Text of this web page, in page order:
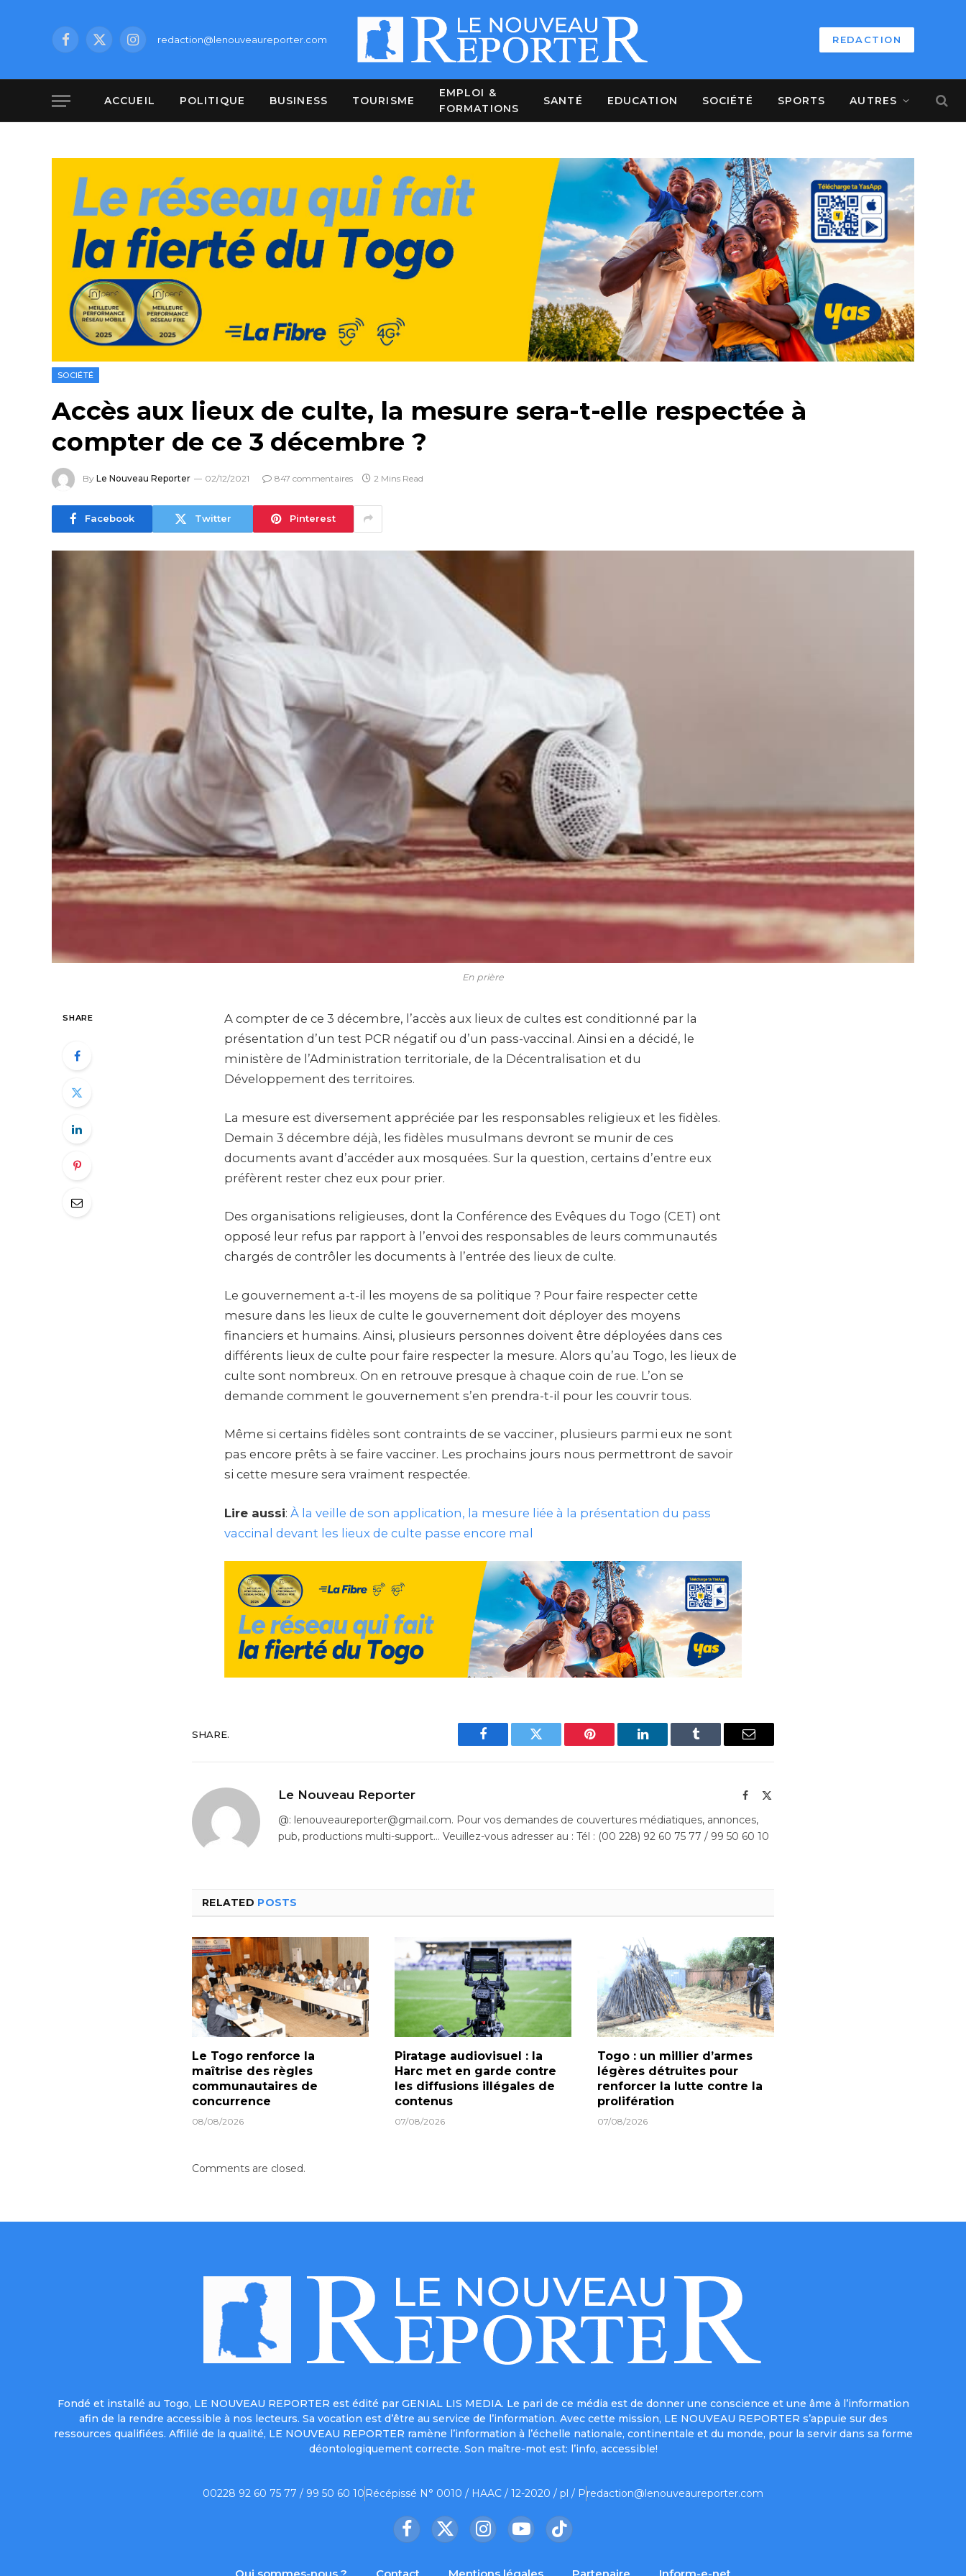
Facebook
X
Instagramredaction@lenouveaureporter.com REDACTION
ACCUEIL POLITIQUE BUSINESS TOURISME
EMPLOI &
FORMATIONS
SANTÉ EDUCATION SOCIÉTÉ SPORTS AUTRES
SOCIÉTÉ
Accès aux lieux de culte, la mesure sera-t-elle respectée à
compter de ce 3 décembre ?
By Le Nouveau Reporter 02/12/2021 847 commentaires 2 Mins Read
Facebook Twitter Pinterest
En prière
SHARE
A compter de ce 3 décembre, l’accès aux lieux de cultes est conditionné par la
présentation d’un test PCR négatif ou d’un pass-vaccinal. Ainsi en a décidé, le
ministère de l’Administration territoriale, de la Décentralisation et du
Développement des territoires.
La mesure est diversement appréciée par les responsables religieux et les fidèles.
Demain 3 décembre déjà, les fidèles musulmans devront se munir de ces
documents avant d’accéder aux mosquées. Sur la question, certains d’entre eux
préfèrent rester chez eux pour prier.
Des organisations religieuses, dont la Conférence des Evêques du Togo (CET) ont
opposé leur refus par rapport à l’envoi des responsables de leurs communautés
chargés de contrôler les documents à l’entrée des lieux de culte.
Le gouvernement a-t-il les moyens de sa politique ? Pour faire respecter cette
mesure dans les lieux de culte le gouvernement doit déployer des moyens
financiers et humains. Ainsi, plusieurs personnes doivent être déployées dans ces
différents lieux de culte pour faire respecter la mesure. Alors qu’au Togo, les lieux de
culte sont nombreux. On en retrouve presque à chaque coin de rue. L’on se
demande comment le gouvernement s’en prendra-t-il pour les couvrir tous.
Même si certains fidèles sont contraints de se vacciner, plusieurs parmi eux ne sont
pas encore prêts à se faire vacciner. Les prochains jours nous permettront de savoir
si cette mesure sera vraiment respectée.
Lire aussi: À la veille de son application, la mesure liée à la présentation du pass
vaccinal devant les lieux de culte passe encore mal
SHARE.
Facebook Twitter Pinterest LinkedIn Tumblr Email
Le Nouveau Reporter Facebook
@: lenouveaureporter@gmail.com. Pour vos demandes de couvertures médiatiques, annonces,
pub, productions multi-support… Veuillez-vous adresser au : Tél : (00 228) 92 60 75 77 / 99 50 60 10
RELATED POSTS
Le Togo renforce la
maîtrise des règles
communautaires de
concurrence
08/08/2026
Piratage audiovisuel : la
Harc met en garde contre
les diffusions illégales de
contenus
07/08/2026
Togo : un millier d’armes
légères détruites pour
renforcer la lutte contre la
prolifération
07/08/2026
Comments are closed.
Fondé et installé au Togo, LE NOUVEAU REPORTER est édité par GENIAL LIS MEDIA. Le pari de ce média est de donner une conscience et une âme à l’information
afin de la rendre accessible à nos lecteurs. Sa vocation est d’être au service de l’information. Avec cette mission, LE NOUVEAU REPORTER s’appuie sur des
ressources qualifiées. Affilié de la qualité, LE NOUVEAU REPORTER ramène l’information à l’échelle nationale, continentale et du monde, pour la servir dans sa forme
déontologiquement correcte. Son maître-mot est: l’info, accessible!
00228 92 60 75 77 / 99 50 60 10 Récépissé N° 0010 / HAAC / 12-2020 / pl / Predaction@lenouveaureporter.com
Facebook
X
InstagramYouTubeTikTok